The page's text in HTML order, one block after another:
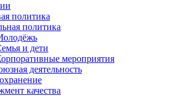
политика
политика
и дети
мероприятия
деятельность
качества